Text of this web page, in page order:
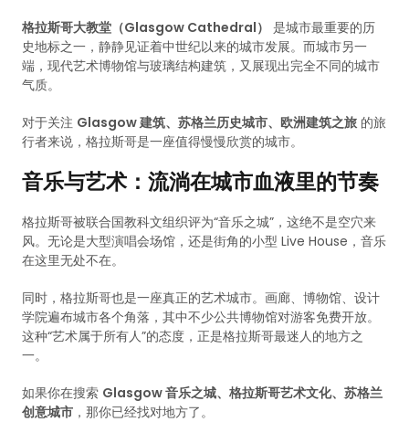
格拉斯哥大教堂（Glasgow Cathedral） 是城市最重要的历
史地标之一，静静见证着中世纪以来的城市发展。而城市另一
端，现代艺术博物馆与玻璃结构建筑，又展现出完全不同的城市
气质。
对于关注 Glasgow 建筑、苏格兰历史城市、欧洲建筑之旅的旅
行者来说，格拉斯哥是一座值得慢慢欣赏的城市。
音乐与艺术：流淌在城市血液里的节奏
格拉斯哥被联合国教科文组织评为“音乐之城”，这绝不是空穴来
风。无论是大型演唱会场馆，还是街角的小型 Live House，音乐
在这里无处不在。
同时，格拉斯哥也是一座真正的艺术城市。画廊、博物馆、设计
学院遍布城市各个角落，其中不少公共博物馆对游客免费开放。
这种“艺术属于所有人”的态度，正是格拉斯哥最迷人的地方之
一。
如果你在搜索 Glasgow 音乐之城、格拉斯哥艺术文化、苏格兰
创意城市 ，那你已经找对地方了。